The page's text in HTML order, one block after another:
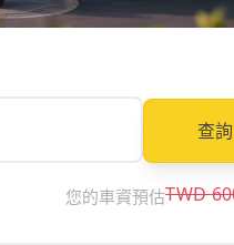
查
您的車資預估TWD